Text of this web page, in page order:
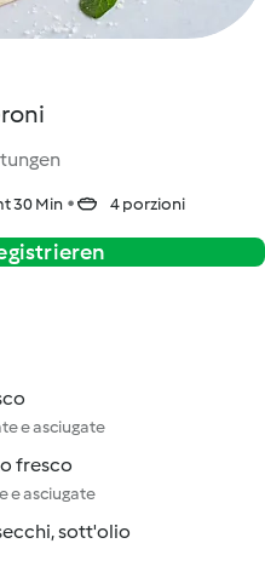
30 Min 4 porzioni
e asciugate
fresco
e asciugate
sott'olio